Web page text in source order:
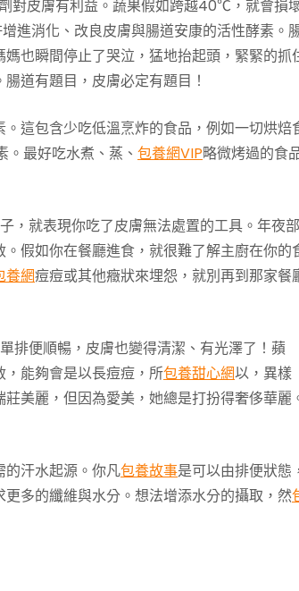
對皮膚有利益。蔬果假如跨越40℃，就會損
進消化、改良皮膚與腸道安康的活性酵素。
也瞬間停止了哭泣，猛地抬起頭，緊緊的抓
道有題目，皮膚必定有題目！
這包含少吃低溫烹炸的食品，例如一切烘焙
。最好吃水煮、蒸、 包養網VIP略微烤過的食
，就表現你吃了皮膚無法處置的工具。年夜部
假如你在餐廳進食，就很難了解主廚在你的
養網痘痘或其他癥狀來埋怨，就別再到那家餐
排便順暢，皮膚也變得清潔、有光澤了！蘋
能夠會是以長痘痘，所包養甜心網以，異樣
美麗，但因為愛美，她總是打扮得奢侈華麗
的汗水起源。你凡包養故事是可以由排便狀態
多的纖維與水分。想法增添水分的攝取，然